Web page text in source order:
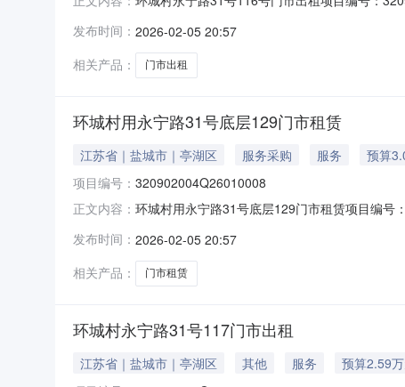
门市出租项目位置盐城市亭湖区毓龙街道环城村
发布时间： 2026-02-05 20:57
相关产品：
门市出租
环城村用永宁路31号底层129门市租赁
江苏省｜盐城市｜亭湖区 服务采购 服务
预算
项目编号： 320902004Q26010008
正文内容： 环城村用永宁路31号底层129门市租赁项目编号
号底层129门市租赁项目位置盐城市亭湖区毓龙
发布时间： 2026-02-05 20:57
相关产品：
门市租赁
环城村永宁路31号117门市出租
江苏省｜盐城市｜亭湖区 其他 服务
预算2.59